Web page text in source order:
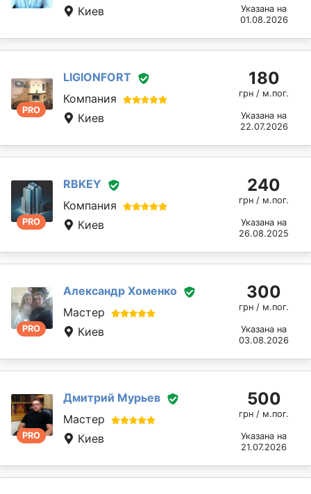
Киев
Указана на
01.08.2026
PRO
LIGIONFORT
Компания
Киев
180
грн / м.пог.
Указана на
22.07.2026
PRO
RBKEY
Компания
Киев
240
грн / м.пог.
Указана на
26.08.2025
PRO
Александр Хоменко
Мастер
Киев
300
грн / м.пог.
Указана на
03.08.2026
PRO
Дмитрий Мурьев
Мастер
Киев
500
грн / м.пог.
Указана на
21.07.2026